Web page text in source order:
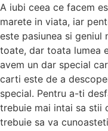
A iubi ceea ce facem
marete in viata, iar
este pasiunea si geniul
toate, dar toata lumea
avem un dar special
carti este de a
special. Pentru a-ti
trebuie mai intai sa stii
trebuie sa va